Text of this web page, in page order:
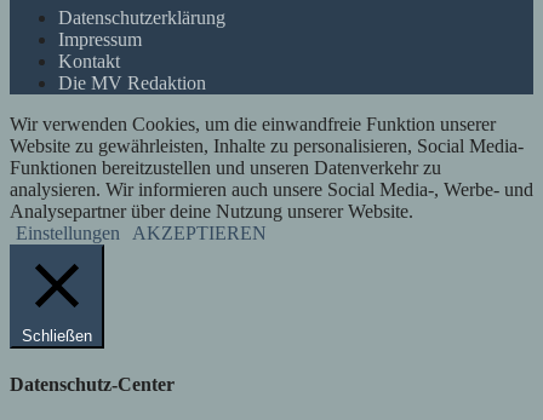
Datenschutzerklärung
Impressum
Kontakt
Die MV Redaktion
Wir verwenden Cookies, um die einwandfreie Funktion unserer
Website zu gewährleisten, Inhalte zu personalisieren, Social Media-
Funktionen bereitzustellen und unseren Datenverkehr zu
analysieren. Wir informieren auch unsere Social Media-, Werbe- und
Analysepartner über deine Nutzung unserer Website.
Einstellungen
AKZEPTIEREN
Schließen
Datenschutz-Center